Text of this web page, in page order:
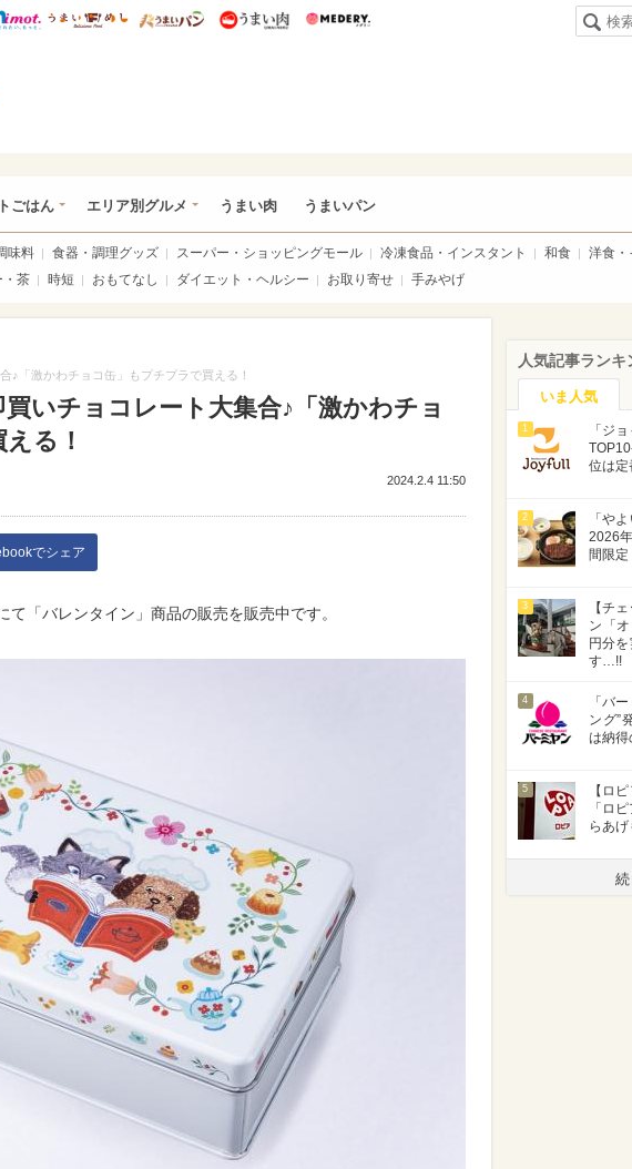
ぴあ総研 ディズニー特集
mimot. うまいめし うまいパン うまい肉
ごはん エリア別グルメ うまい肉 うまいパン
味料 食器・調理グッズ スーパー・ショッピングモール 冷凍食品・インスタント 和食 洋食・
・茶 時短 おもてなし ダイエット・ヘルシー お取り寄せ 手みやげ
♪「激かわチョコ缶」もプチプラで買える！
いチョコレート大集合♪「激かわチョ
る！
2024.2.4 11:50
でシェア
「バレンタイン」商品の販売を販売中です。
人気記事ランキ
いま人気
1
「ジ
位は定
2
「や
2026
間限
3
【チ
ン「
円分
す…!!
4
「バ
ング”
は納得
5
【ロ
「ロ
らあげ